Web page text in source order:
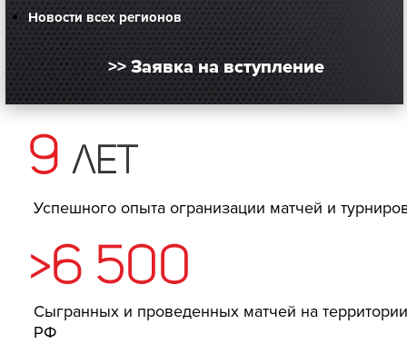
Новости всех регионов
>> Заявка на вступление
9лет
Успешного опыта огранизации матчей и
>6 500
Сыгранных и проведенных матчей на
РФ